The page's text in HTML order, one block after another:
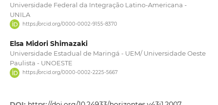
Universidade Federal da Integração Latino-Americana -
UNILA
https://orcid.org/0000-0002-9155-8370
Elsa Midori Shimazaki
Universidade Estadual de Maringá - UEM/ Universidade Oeste
Paulista - UNOESTE
https://orcid.org/0000-0002-2225-5667